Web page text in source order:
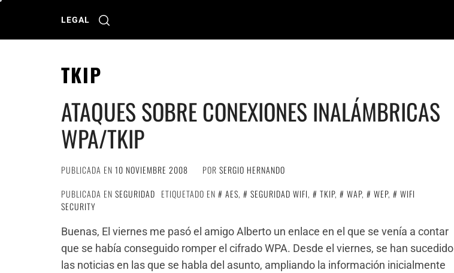
LEGAL
TKIP
ATAQUES SOBRE CONEXIONES INALÁMBRICAS
WPA/TKIP
PUBLICADA EN 10 NOVIEMBRE 2008 POR SERGIO HERNANDO
PUBLICADA EN SEGURIDAD ETIQUETADO EN AES, SEGURIDAD WIFI, TKIP, WAP, WEP,
WIFI
SECURITY
Buenas, El viernes me pasó el amigo Alberto un enlace en el que se venía a contar
que se había conseguido romper el cifrado WPA. Desde el viernes, se han sucedido
las noticias en las que se habla del asunto, ampliando la información inicialmente